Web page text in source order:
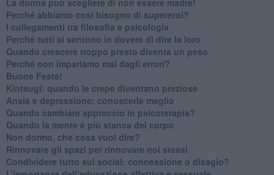
​Perché abbiamo così bisogno di supereroi?
​I collegamenti tra filosofia e psicologia
​Perché tutti si sentono in dovere di dire la loro
​Quando crescere troppo presto diventa un peso
​Perché non impariamo mai dagli errori?
​Buone Feste!
​Kintsugi: quando le crepe diventano preziose
Ansia e depressione: conoscerle meglio
Quando cambiare approccio in psicoterapia?
​Quando la mente è più stanca del corpo
Non dormo, che cosa vuol dire?
​Rinnovare gli spazi per rinnovare noi stessi
​Condividere tutto sui social: connessione o disagio?